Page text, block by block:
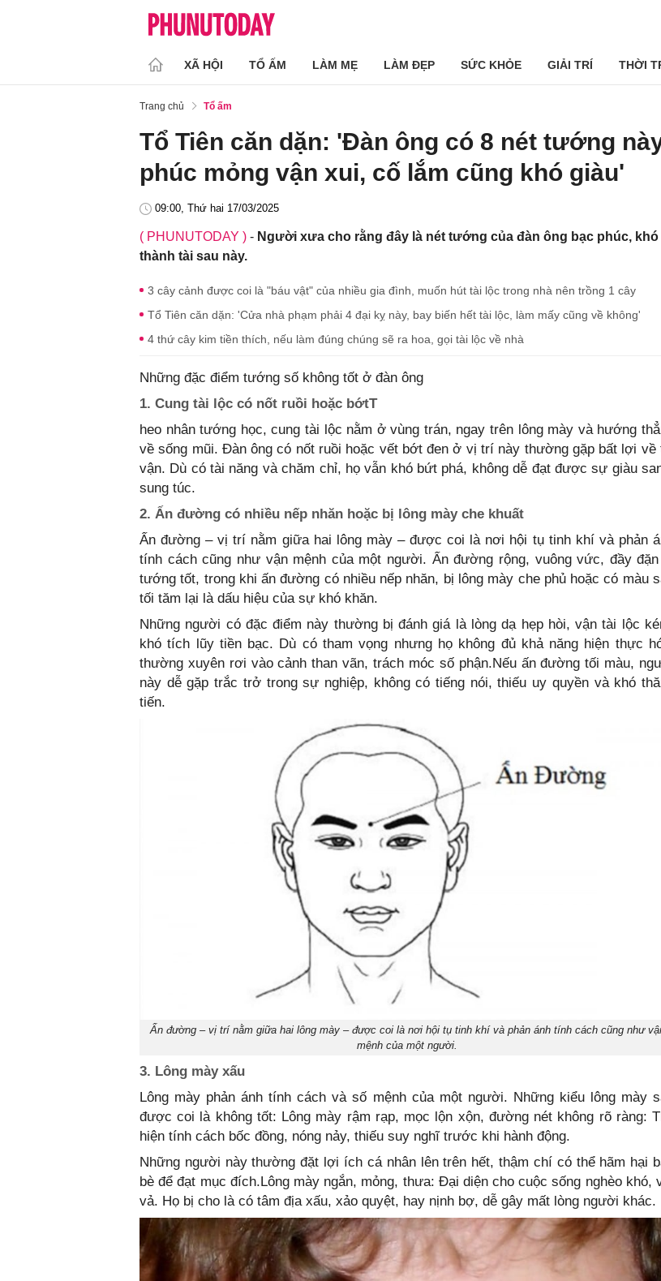
XÃ HỘI TỔ ẤM LÀM MẸ LÀM ĐẸP SỨC KHỎE GIẢI TRÍ THỜI
Trang chủ Tổ ấm
Tổ Tiên căn dặn: 'Đàn ông có 8 nét tướng
phúc mỏng vận xui, cố lắm cũng khó giàu'
09:00, Thứ hai 17/03/2025
( PHUNUTODAY ) - Người xưa cho rằng đây là nét tướng của đàn ông bạc phúc, khó
thành tài sau này.
3 cây cảnh được coi là "báu vật" của nhiều gia đình, muốn hút tài lộc trong nhà nên trồng 1 cây
Tổ Tiên căn dặn: 'Cửa nhà phạm phải 4 đại kỵ này, bay biến hết tài lộc, làm mấy cũng về không'
4 thứ cây kim tiền thích, nếu làm đúng chúng sẽ ra hoa, gọi tài lộc về nhà
Những đặc điểm tướng số không tốt ở đàn ông
1. Cung tài lộc có nốt ruồi hoặc bớtT
heo nhân tướng học, cung tài lộc nằm ở vùng trán, ngay trên lông mày và hướng
về sống mũi. Đàn ông có nốt ruồi hoặc vết bớt đen ở vị trí này thường gặp bất lợi về
vận. Dù có tài năng và chăm chỉ, họ vẫn khó bứt phá, không dễ đạt được sự giàu
sung túc.
2. Ấn đường có nhiều nếp nhăn hoặc bị lông mày che khuất
Ấn đường – vị trí nằm giữa hai lông mày – được coi là nơi hội tụ tinh khí và phản
tính cách cũng như vận mệnh của một người. Ấn đường rộng, vuông vức, đầy
tướng tốt, trong khi ấn đường có nhiều nếp nhăn, bị lông mày che phủ hoặc có màu
tối tăm lại là dấu hiệu của sự khó khăn.
Những người có đặc điểm này thường bị đánh giá là lòng dạ hẹp hòi, vận tài lộc
khó tích lũy tiền bạc. Dù có tham vọng nhưng họ không đủ khả năng hiện thực
thường xuyên rơi vào cảnh than vãn, trách móc số phận.Nếu ấn đường tối màu,
này dễ gặp trắc trở trong sự nghiệp, không có tiếng nói, thiếu uy quyền và khó
tiến.
Ấn đường – vị trí nằm giữa hai lông mày – được coi là nơi hội tụ tinh khí và phản ánh tính cách cũng như
mệnh của một người.
3. Lông mày xấu
Lông mày phản ánh tính cách và số mệnh của một người. Những kiểu lông mày
được coi là không tốt: Lông mày rậm rạp, mọc lộn xộn, đường nét không rõ ràng:
hiện tính cách bốc đồng, nóng nảy, thiếu suy nghĩ trước khi hành động.
Những người này thường đặt lợi ích cá nhân lên trên hết, thậm chí có thể hãm hại
bè để đạt mục đích.Lông mày ngắn, mỏng, thưa: Đại diện cho cuộc sống nghèo khó,
vả. Họ bị cho là có tâm địa xấu, xảo quyệt, hay nịnh bợ, dễ gây mất lòng người khác.